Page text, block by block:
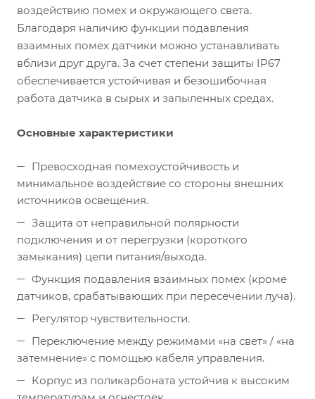
IP67 (стандарт МЭК) Благодаря степени защиты IP67
датчика во влажных и пыльных помещениях.
конвейерные системы в различных отраслях
промышленности.
воздействию помех и окружающего света.
Благодаря наличию функции подавления
взаимных помех датчики можно устанавливать
вблизи друг друга. За счет степени защиты IP67
обеспечивается устойчивая и безошибочная
работа датчика в сырых и запыленных средах.
Основные характеристики
Превосходная помехоустойчивость и
минимальное воздействие со стороны внешних
источников освещения.
Защита от неправильной полярности
подключения и от перегрузки (короткого
замыкания) цепи питания/выхода.
Функция подавления взаимных помех (кроме
датчиков, срабатывающих при пересечении луча).
Регулятор чувствительности.
Переключение между режимами «на свет» / «на
затемнение» с помощью кабеля управления.
Корпус из поликарбоната устойчив к высоким